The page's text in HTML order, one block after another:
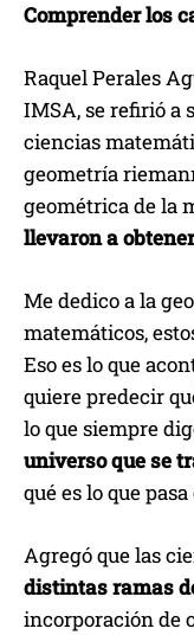
Comprender los
Raquel Perales
IMSA, se refirió a
ciencias
geometría
geométrica de la
llevaron a
Me dedico a la
matemáticos,
Eso es lo que
quiere predecir
lo que siempre
universo que se
qué es lo que
Agregó que las
distintas ramas
incorporación de